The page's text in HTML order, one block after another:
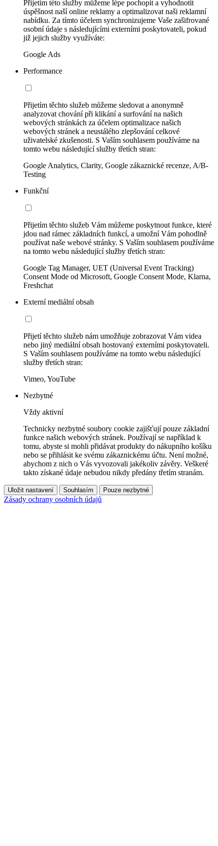
Přijetím této služby můžeme lépe pochopit a vyhodnotit
úspěšnost naší online reklamy a optimalizovat naši reklamní
nabídku. Za tímto účelem synchronizujeme Vaše zašifrované
osobní údaje s následujícími externími poskytovateli, pokud
již jejich služby využíváte:
Google Ads
Performance
Přijetím těchto služeb můžeme sledovat a anonymně
analyzovat chování při klikání a surfování na našich
webových stránkách za účelem optimalizace našich
webových stránek a neustálého zlepšování celkové
uživatelské zkušenosti. S Vaším souhlasem používáme na
tomto webu následující služby třetích stran:
Google Analytics, Clarity, Google zákaznické recenze, A/B-
Testing
Funkční
Přijetím těchto služeb Vám můžeme poskytnout funkce, které
jdou nad rámec základních funkcí, a umožní Vám pohodlně
používat naše webové stránky. S Vaším souhlasem používáme
na tomto webu následující služby třetích stran:
Google Tag Manager, UET (Universal Event Tracking)
Consent Mode od Microsoft, Google Consent Mode, Klarna,
Freshchat
Externí mediální obsah
Přijetí těchto služeb nám umožňuje zobrazovat Vám videa
nebo jiný mediální obsah hostovaný externími poskytovateli.
S Vaším souhlasem používáme na tomto webu následující
služby třetích stran:
Vimeo, YouTube
Nezbytné
Vždy aktivní
Technicky nezbytné soubory cookie zajišťují pouze základní
funkce našich webových stránek. Používají se například k
tomu, abyste si mohli přidávat produkty do nákupního košíku
nebo se přihlásit ke svému zákaznickému účtu. Není možné,
abychom z nich o Vás vyvozovali jakékoliv závěry. Veškeré
takto získané údaje nebudou nikdy předány třetím stranám.
Uložit nastavení Souhlasím Pouze nezbytné
Zásady ochrany osobních údajů